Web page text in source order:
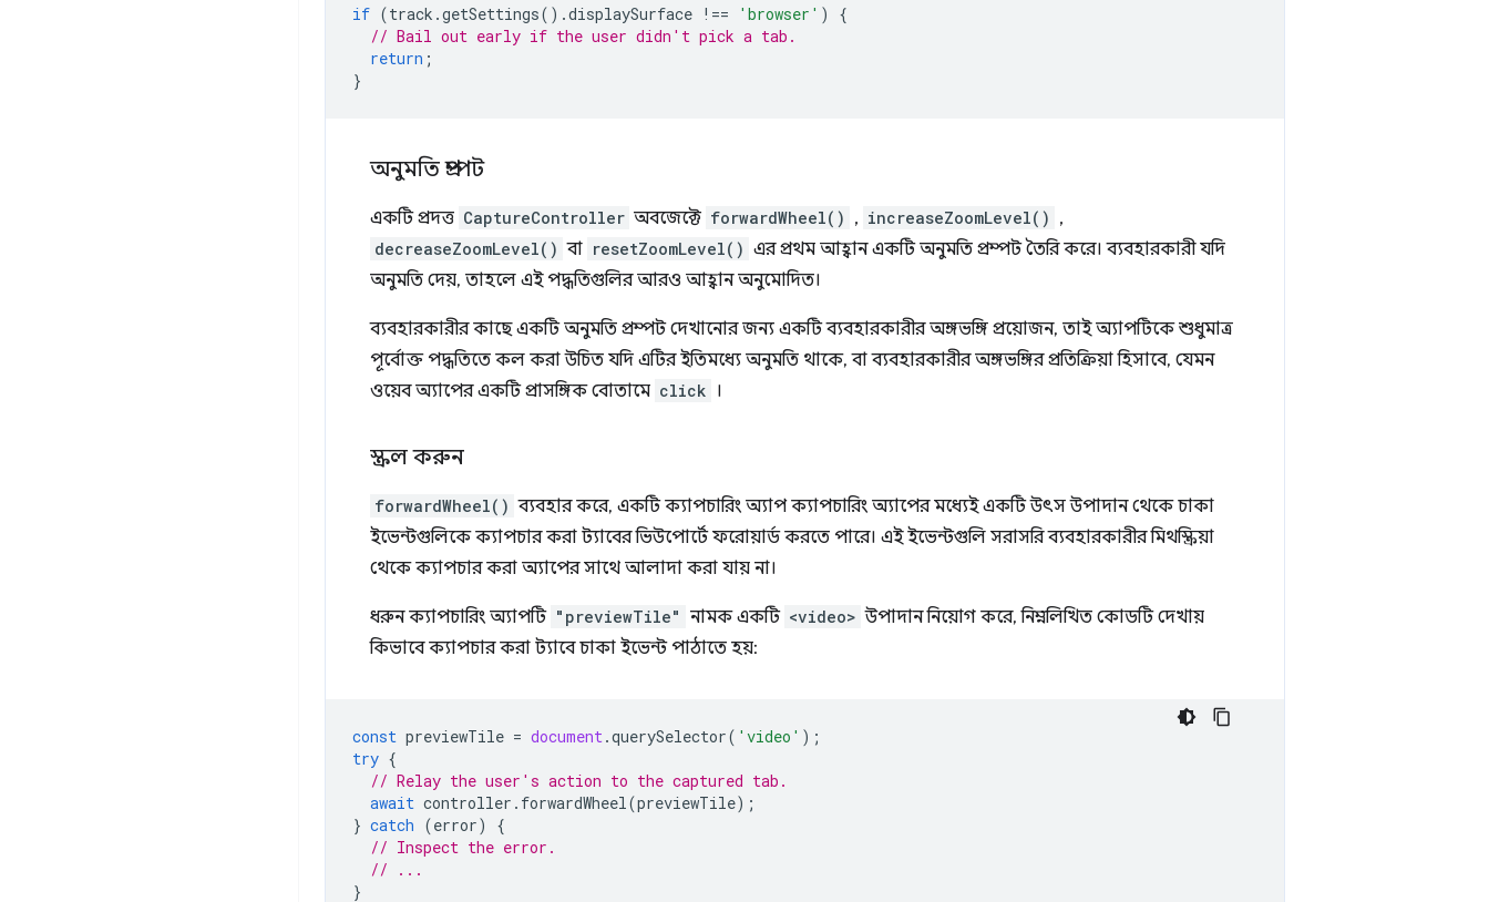
if (track .getSettings().displaySurface !== 'browser' )
{
// Bail out early if the user didn't pick a tab.
return ;
}
অনুমতি প্রম্পট
একটি প্রদত্ত CaptureController অবজেক্টে forwardWheel() , increaseZoomLevel() ,
decreaseZoomLevel() বা resetZoomLevel() এর প্রথম আহ্বান একটি অনুমতি প্রম্পট তৈরি করে। ব্যবহারকারী যদি
অনুমতি দেয়, তাহলে এই পদ্ধতিগুলির আরও আহ্বান অনুমোদিত।
ব্যবহারকারীর কাছে একটি অনুমতি প্রম্পট দেখানোর জন্য একটি ব্যবহারকারীর অঙ্গভঙ্গি প্রয়োজন, তাই অ্যাপটিকে শুধুমাত্র
পূর্বোক্ত পদ্ধতিতে কল করা উচিত যদি এটির ইতিমধ্যে অনুমতি থাকে, বা ব্যবহারকারীর অঙ্গভঙ্গির প্রতিক্রিয়া হিসাবে, যেমন
ওয়েব অ্যাপের একটি প্রাসঙ্গিক বোতামে click ।
স্ক্রল করুন
forwardWheel() ব্যবহার করে, একটি ক্যাপচারিং অ্যাপ ক্যাপচারিং অ্যাপের মধ্যেই একটি উৎস উপাদান থেকে চাকা
ইভেন্টগুলিকে ক্যাপচার করা ট্যাবের ভিউপোর্টে ফরোয়ার্ড করতে পারে। এই ইভেন্টগুলি সরাসরি ব্যবহারকারীর মিথস্ক্রিয়া
থেকে ক্যাপচার করা অ্যাপের সাথে আলাদা করা যায় না।
ধরুন ক্যাপচারিং অ্যাপটি "previewTile" নামক একটি <video> উপাদান নিয়োগ করে, নিম্নলিখিত কোডটি দেখায়
কিভাবে ক্যাপচার করা ট্যাবে চাকা ইভেন্ট পাঠাতে হয়:
const previewTile = document .querySelector( 'video' );
try {
// Relay the user's action to the captured tab.
await controller . forwardWheel (previewTile);
} catch (error)
{
// Inspect the error.
// ...
}